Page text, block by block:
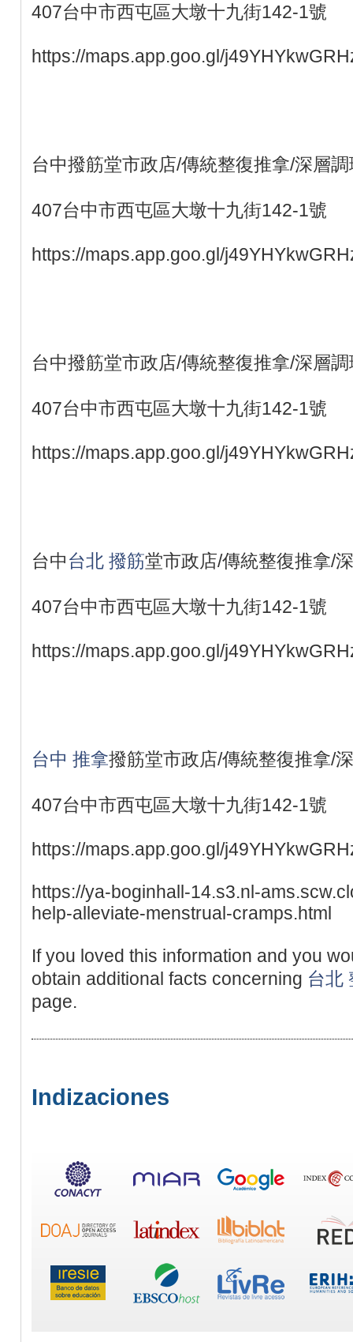
407台中市西屯區大墩十九街142-1號
https://maps.app.goo.gl/
台中撥筋堂市政店/傳統整復推拿/深層
407台中市西屯區大墩十九街142-1號
https://maps.app.goo.gl/
台中撥筋堂市政店/傳統整復推拿/深層
407台中市西屯區大墩十九街142-1號
https://maps.app.goo.gl/
台中台北 撥筋堂市政店/傳統整復推拿/
407台中市西屯區大墩十九街142-1號
https://maps.app.goo.gl/
台中 推拿撥筋堂市政店/傳統整復推拿/
407台中市西屯區大墩十九街142-1號
https://maps.app.goo.gl/
https://ya-boginhall-14.s3.nl-
help-alleviate-menstrual-cramps.html
If you loved this information and you
obtain additional facts concerning 台北
page.
Indizaciones